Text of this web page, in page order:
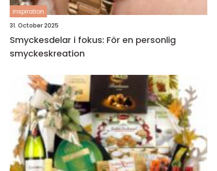
inspiration
31. October 2025
Smyckesdelar i fokus: För en personlig
smyckeskreation